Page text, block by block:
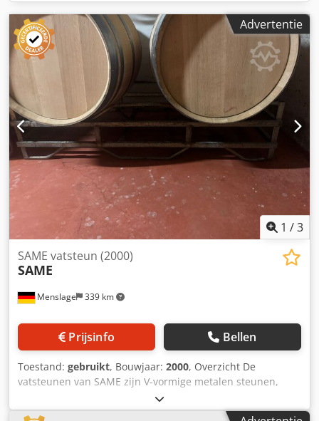
Advertentie
1 /3
Menslage 339 km
SAME vatsteun (2000)
SAME
Prijsinfo Bellen
Toestand: gebruikt, Bouwjaar: 2000, Overzicht De
vatsteunen van SAME zijn V-vormige metalen steunen,
speciaal ontworpen voor wijnkelders, die een stabiele en
veilige positionering van eikenhouten vaten garanderen